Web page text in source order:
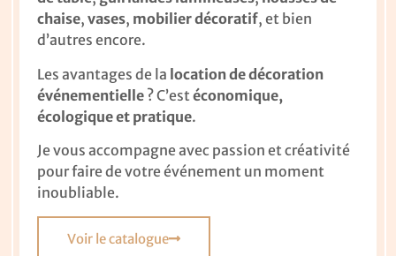
chaise,vases, mobilier décoratif, et bien
d’autres encore.
Les avantages de la location de décoration
événementielle ? C’estéconomique,
écologique et pratique.
Je vous accompagne avec passion et créativité
pour faire de votre événement un moment
inoubliable.
Voir le catalogue